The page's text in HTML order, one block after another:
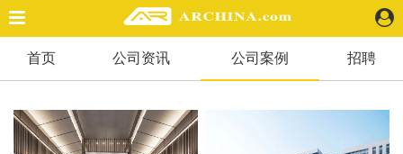
精选案例
景 观
室 内
首页 公司资讯 公司案例 招聘